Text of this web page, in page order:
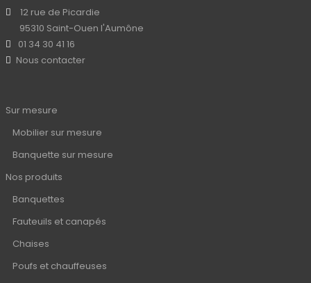
12 rue de Picardie
95310 Saint-Ouen l'Aumône
01 34 30 41 16
Nous contacter
Sur mesure
Mobilier sur mesure
Banquette sur mesure
Nos produits
Banquettes
Fauteuils et canapés
Chaises
Poufs et chauffeuses